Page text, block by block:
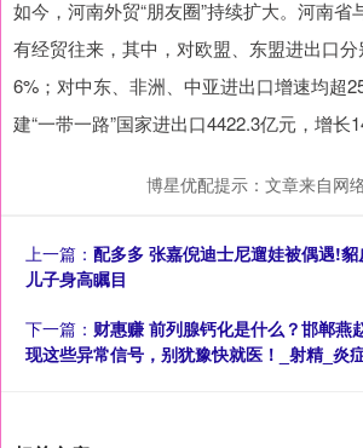
如今，河南外贸“朋友圈”持续扩大。河南省
有经贸往来，其中，对欧盟、东盟进出口分
6%；对中东、非洲、中亚进出口增速均超
建“一带一路”国家进出口4422.3亿元，增长
博星优配提示：文章来自网
上一篇： 配多多 张嘉倪迪士尼遛娃被偶遇!
儿子身高瞩目
下一篇： 财惠赚 前列腺钙化是什么？邯郸燕
现这些异常信号，别犹豫快就医！_射精_炎